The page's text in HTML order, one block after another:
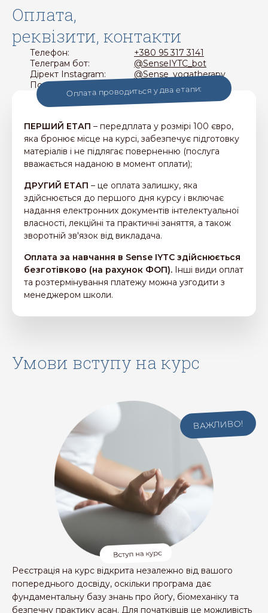
Оплата,
реквізити, контакти
Телефон:
+380 95 317 3141
Телеграм бот:
@SenseIYTC_bot
Дірект Instagram:
@Sense_yogatherapy
Пошта:
info@sense.yoga
Оплата проводиться у два етапи:
ПЕРШИЙ ЕТАП – передплата у розмірі 100 євро,
яка бронює місце на курсі, забезпечує підготовку
матеріалів і не підлягає поверненню (послуга
вважається наданою в момент оплати);
ДРУГИЙ ЕТАП – це оплата залишку, яка
здійснюється до першого дня курсу і включає
надання електронних документів інтелектуальної
власності, лекційні та практичні заняття, а також
зворотній зв'язок від викладача.
Оплата за навчання в Sense IYTC здійснюється
безготівково (на рахунок ФОП). Інші види оплат
та розтермінування платежу можна узгодити з
менеджером школи.
Умови вступу на курс
ВАЖЛИВО!
Реєстрація на курс відкрита незалежно від вашого
попереднього досвіду, оскільки програма дає
фундаментальну базу знань про йоґу, біомеханіку та
безпечну практику асан. Для початківців це можливість